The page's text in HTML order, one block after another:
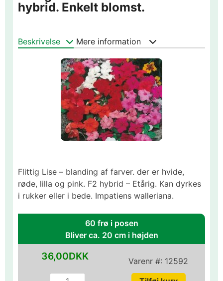
hybrid. Enkelt blomst.
Beskrivelse Mere information
Flittig Lise – blanding af farver. der er hvide,
røde, lilla og pink. F2 hybrid – Etårig. Kan dyrkes
i rukker eller i bede. Impatiens walleriana.
60 frø i posen
Bliver ca. 20 cm i højden
Varenr #: 12592
36,00DKK